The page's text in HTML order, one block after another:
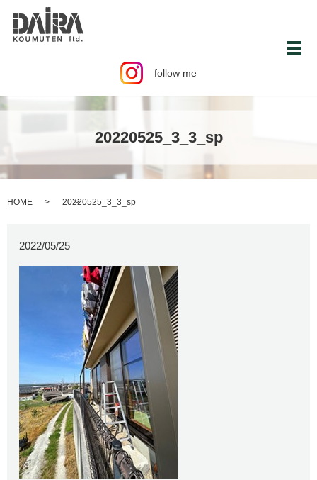
follow me
メ
20220525_3_3_sp
HOME 20220525_3_3_sp
2022/05/25